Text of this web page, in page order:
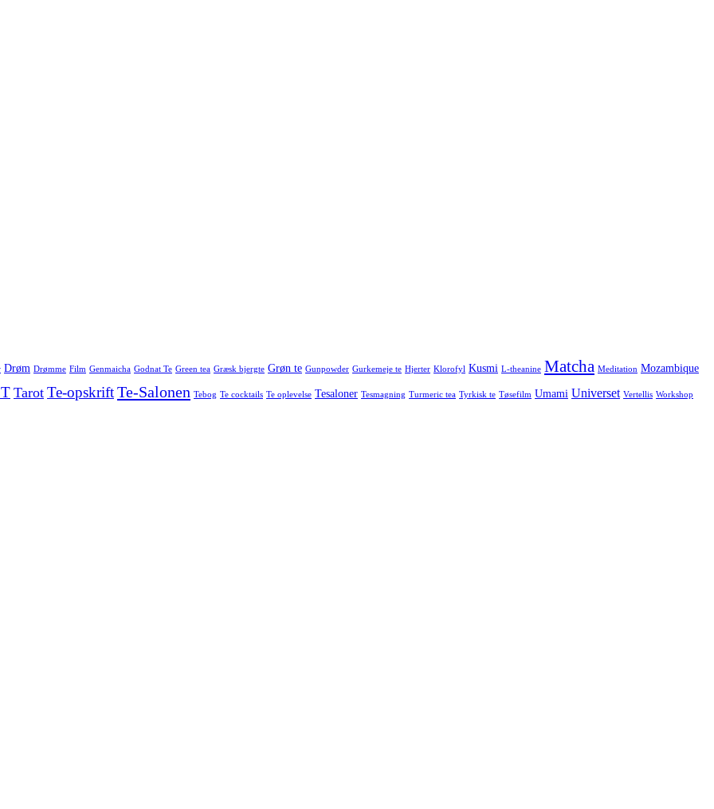
Drøm Drømme Film Genmaicha Godnat Te Green tea Græsk bjergte Grøn te Gunpowder Gurkemeje te Hjerter Klorofyl Kusmi L-theanine Matcha Meditation Mozambique
Tarot Te-opskriftTe-Salonen Tebog Te cocktails Te oplevelse Tesaloner Tesmagning Turmeric tea Tyrkisk te Tøsefilm Umami Universet Vertellis Workshop